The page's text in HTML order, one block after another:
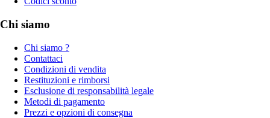
Chi siamo
Chi siamo ?
Contattaci
Condizioni di vendita
Restituzioni e rimborsi
Esclusione di responsabilità legale
Metodi di pagamento
Prezzi e opzioni di consegna